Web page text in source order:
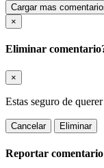
Cargar mas
×
Eliminar
×
Estas seguro de
Cancelar Eliminar
Reportar comentario